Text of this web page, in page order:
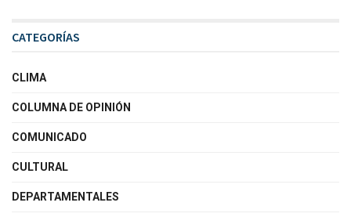
CATEGORÍAS
CLIMA
COLUMNA DE OPINIÓN
COMUNICADO
CULTURAL
DEPARTAMENTALES